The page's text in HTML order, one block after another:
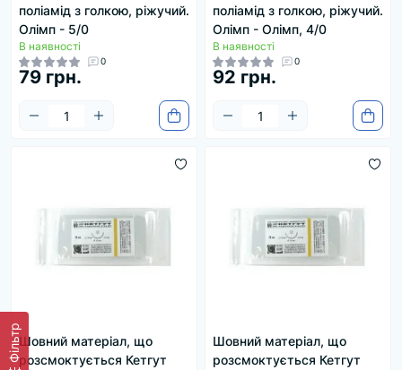
Фільтр
поліамід з голкою, ріжучий.
Олімп - 5/0
В наявності
0
79 грн.
поліамід з голкою, ріжучий.
Олімп - Олімп, 4/0
В наявності
0
92 грн.
Шовний матеріал, що
розсмоктується Кетгут
Шовний матеріал, що
розсмоктується Кетгут